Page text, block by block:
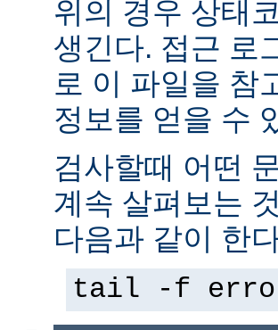
위의 경우 상태
생긴다. 접근 로
로 이 파일을 참
정보를 얻을 수
검사할때 어떤
계속 살펴보는
다음과 같이 한
tail -f